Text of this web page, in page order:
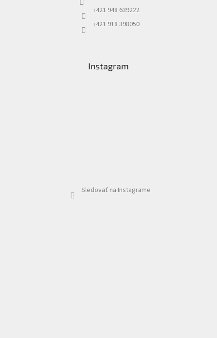
+421 948 639222
+421 918 398050
Instagram
Sledovať na Instagrame